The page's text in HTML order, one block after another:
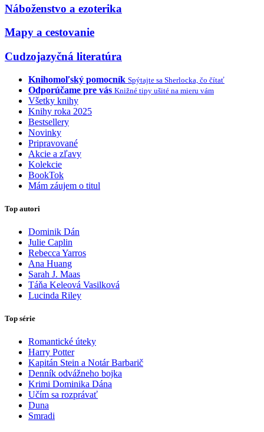
Náboženstvo a ezoterika
Mapy a cestovanie
Cudzojazyčná literatúra
Knihomoľský pomocník Spýtajte sa Sherlocka, čo čítať
Odporúčame pre vás Knižné tipy ušité na mieru vám
Všetky knihy
Knihy roka 2025
Bestsellery
Novinky
Pripravované
Akcie a zľavy
Kolekcie
BookTok
Mám záujem o titul
Top autori
Dominik Dán
Julie Caplin
Rebecca Yarros
Ana Huang
Sarah J. Maas
Táňa Keleová Vasilková
Lucinda Riley
Top série
Romantické úteky
Harry Potter
Kapitán Stein a Notár Barbarič
Denník odvážneho bojka
Krimi Dominika Dána
Učím sa rozprávať
Duna
Smradi